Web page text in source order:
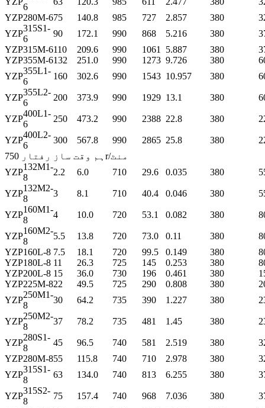
6
YZP280M-675 140.8 985 727 2.857 380
YZP
315S1-
6
90 172.1 990 868 5.216 380
YZP315M-6110 209.6 990 1061 5.887 380
YZP355M-6132 251.0 990 1273 9.726 380
YZP
355L1-
6
160 302.6 990 1543 10.957 380
YZP
355L2-
6
200 373.9 990 1929 13.1 380
YZP
400L1-
6
250 473.2 990 2388 22.8 380
YZP
400L2-
6
300 567.8 990 2865 25.8 380
ہم وقت ساز رفتار 750r/منٹ
YZP
132M1-
8
2.2 6.0 710 29.6 0.035 380
YZP
132M2-
8
3 8.1 710 40.4 0.046 380
YZP
160M1-
8
4 10.0 720 53.1 0.082 380
YZP
160M2-
8
5.5 13.8 720 73.0 0.11 380
YZP160L-8 7.5 18.1 720 99.5 0.149 380
YZP180L-8 11 26.3 725 145 0.253 380
YZP200L-8 15 36.0 730 196 0.461 380
YZP225M-822 49.5 725 290 0.808 380
YZP
250M1-
8
30 64.2 735 390 1.227 380
YZP
250M2-
8
37 78.2 735 481 1.45 380
YZP
280S1-
8
45 96.5 740 581 2.519 380
YZP280M-855 115.8 740 710 2.978 380
YZP
315S1-
8
63 134.0 740 813 6.255 380
YZP
315S2-
8
75 157.4 740 968 7.036 380